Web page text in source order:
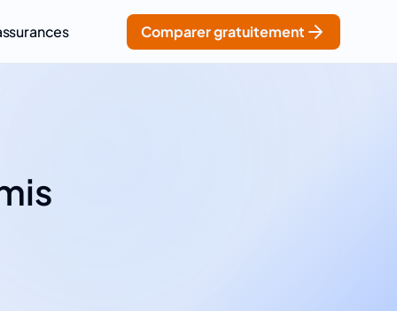
Comparer gratuitement